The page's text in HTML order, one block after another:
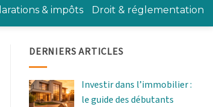
& impôts Droit & réglementation
DERNIERS ARTICLES
Investir dans l’immobilier :
le guide des débutants